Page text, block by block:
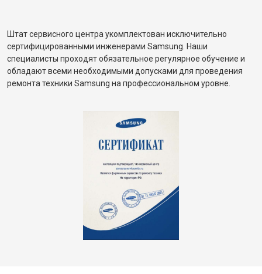
Штат сервисного центра укомплектован исключительно
сертифицированными инженерами Samsung. Наши
специалисты проходят обязательное регулярное обучение и
обладают всеми необходимыми допусками для проведения
ремонта техники Samsung на профессиональном уровне.